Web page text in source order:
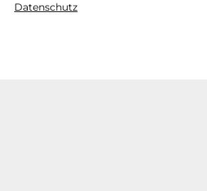
Datenschutz